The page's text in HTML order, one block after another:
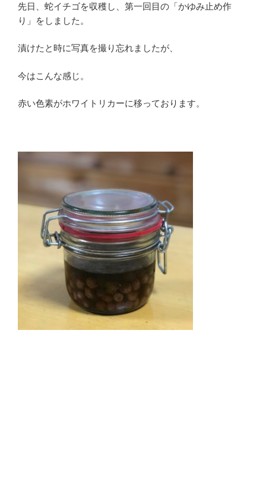
先日、蛇イチゴを収穫し、第一回目の「かゆみ止め作
り」をしました。
漬けたと時に写真を撮り忘れましたが、
今はこんな感じ。
赤い色素がホワイトリカーに移っております。